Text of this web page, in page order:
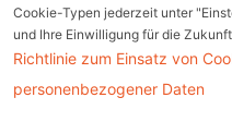
Nebenwirkungsmeldung
Cookie Einstellungen
Cookie-Typen jederzeit unter
und Ihre Einwilligung für die
Richtlinie zum Einsatz von
personenbezogener Daten